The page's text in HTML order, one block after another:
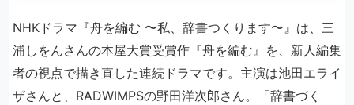
NHKドラマ『舟を編む 〜私、辞書つくります〜』は、三
浦しをんさんの本屋大賞受賞作『舟を編む』を、新人編集
者の視点で描き直した連続ドラマです。主演は池田エライ
ザさんと、RADWIMPSの野田洋次郎さん。「辞書づく